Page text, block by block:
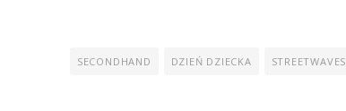
SECONDHAND DZIEŃ DZIECKA STREETWAVES